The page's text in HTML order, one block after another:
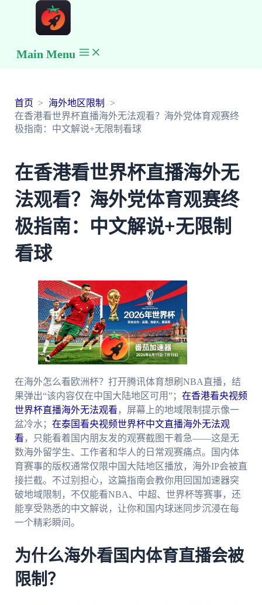
Main Menu
首页
海外地区限制
在香港看世界杯直播海外无法观看？海外党体育观赛终
极指南：中文解说+无限制看球
在香港看世界杯直播海外无
法观看？海外党体育观赛终
极指南：中文解说+无限制
看球
在海外怎么看欧洲杯？打开腾讯体育想刷NBA直播，结
果弹出“该内容仅在中国大陆地区可用”； 在香港看央视频
世界杯直播海外无法观看 ，屏幕上的地域限制提示像一
盆冷水； 在泰国看央视频世界杯中文直播海外无法观
看 ，只能看着国内朋友发的观赛截图干着急——这是无
数海外留学生、工作者和华人的日常观赛痛点。国内体
育赛事的版权通常仅限中国大陆地区播放，海外IP会被直
接拦截。不过别担心，这篇指南会教你用回国加速器突
破地域限制，不仅能看NBA、中超、世界杯等赛事，还
能享受熟悉的中文解说，让你和国内球迷同步沉浸在每
一个精彩瞬间。
为什么海外看国内体育直播会被
限制？